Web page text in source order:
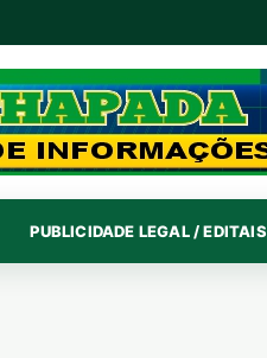
PUBLICIDADE LEGAL / EDITAIS